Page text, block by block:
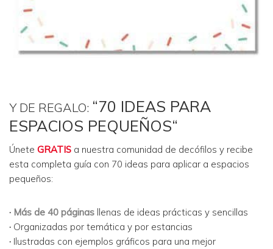
Y DE REGALO: “70 IDEAS PARA
ESPACIOS PEQUEÑOS“
Únete GRATIS a nuestra comunidad de decófilos y recibe
esta completa guía con 70 ideas para aplicar a espacios
pequeños:
· Más de 40 páginas llenas de ideas prácticas y sencillas
· Organizadas por temática y por estancias
· Ilustradas con ejemplos gráficos para una mejor